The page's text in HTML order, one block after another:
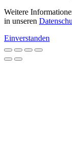
Weitere
in unseren
Einverstanden